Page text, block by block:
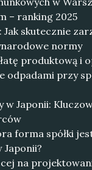
– ranking 2025
Jak skutecznie
normy
produktową i
odpadami przy
w Japonii:
forma spółki
Japonii?
na